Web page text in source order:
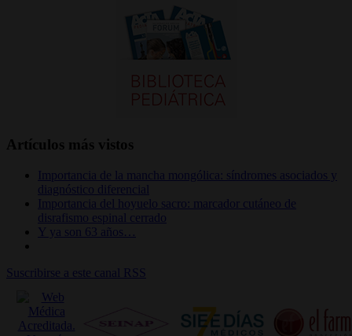
Artículos más vistos
Importancia de la mancha mongólica: síndromes asociados y
diagnóstico diferencial
Importancia del hoyuelo sacro: marcador cutáneo de
disrafismo espinal cerrado
Y ya son 63 años…
Suscribirse a este canal RSS